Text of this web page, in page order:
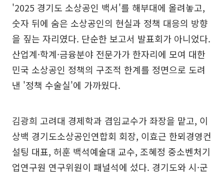
'2025 경기도 소상공인 백서'를 해부대에 올려놓고,
숫자 뒤에 숨은 소상공인의 현실과 정책 대응의 방향
을 짚는 자리였다. 단순한 보고서 발표회가 아니었다.
산업계·학계·금융분야 전문가가 한자리에 모여 대한
민국 소상공인 정책의 구조적 한계를 정면으로 도려
낸 '정책 수술실'에 가까웠다.
김광희 고려대 경제학과 겸임교수가 좌장을 맡고, 이
상백 경기도소상공인연합회 회장, 이효근 한뫼경영컨
설팅 대표, 허훈 백석예술대 교수, 조혜정 중소벤처기
업연구원 연구위원이 패널석에 섰다. 경기도와 시·군